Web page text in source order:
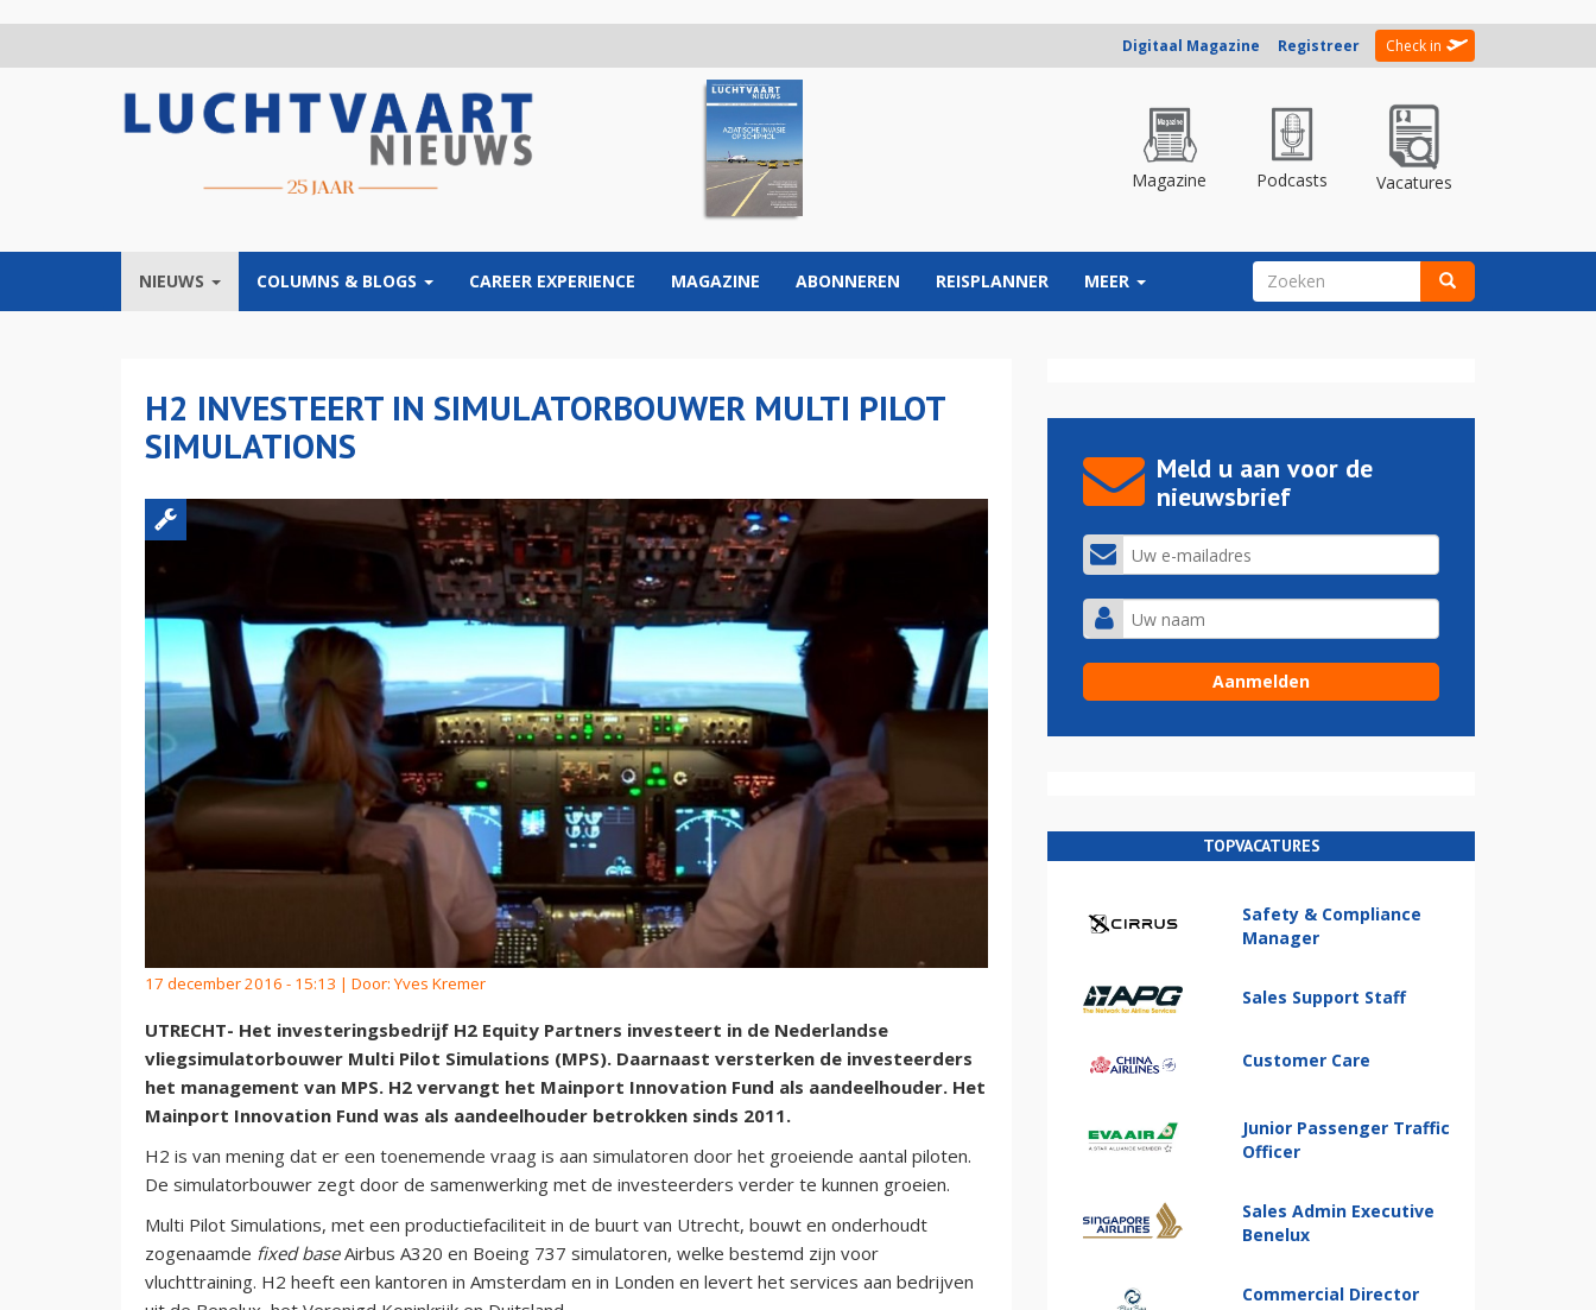
Digitaal Magazine Registreer Check in
Magazine Podcasts Vacatures
NIEUWS COLUMNS & BLOGS CAREER EXPERIENCE MAGAZINE ABONNEREN REISPLANNER MEER ZOEKVELD
H2 INVESTEERT IN SIMULATORBOUWER MULTI PILOT
SIMULATIONS
17 december 2016 - 15:13 | Door:Yves Kremer
UTRECHT- Het investeringsbedrijf H2 Equity Partners investeert in de Nederlandse
vliegsimulatorbouwer Multi Pilot Simulations (MPS). Daarnaast versterken de investeerders
het management van MPS. H2 vervangt het Mainport Innovation Fund als aandeelhouder. Het
Mainport Innovation Fund was als aandeelhouder betrokken sinds 2011.
H2 is van mening dat er een toenemende vraag is aan simulatoren door het groeiende aantal piloten.
De simulatorbouwer zegt door de samenwerking met de investeerders verder te kunnen groeien.
Multi Pilot Simulations, met een productiefaciliteit in de buurt van Utrecht, bouwt en onderhoudt
zogenaamde fixed baseAirbus A320 en Boeing 737 simulatoren, welke bestemd zijn voor
vluchttraining. H2 heeft een kantoren in Amsterdam en in Londen en levert het services aan bedrijven
Meld u aan voor de
nieuwsbrief
TOPVACATURES
Safety & Compliance
Manager
Sales Support Staff
Customer Care
Junior Passenger Traffic
Officer
Sales Admin Executive
Benelux
Commercial Director